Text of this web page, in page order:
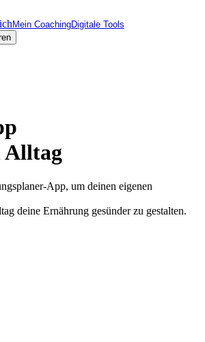
Mein CoachingDigitale Tools
Alltag
App, um deinen eigenen
deine Ernährung gesünder zu gestalten.